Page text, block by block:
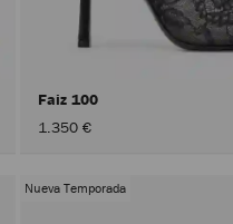
Faiz 100
1.350 €
Nueva Temporada